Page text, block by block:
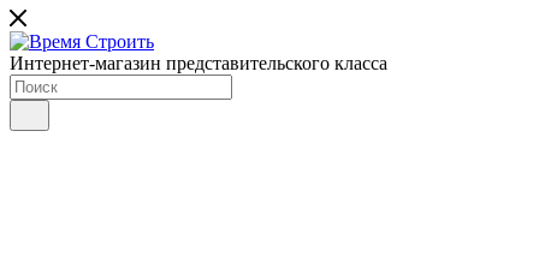
Интернет-магазин представительского класса